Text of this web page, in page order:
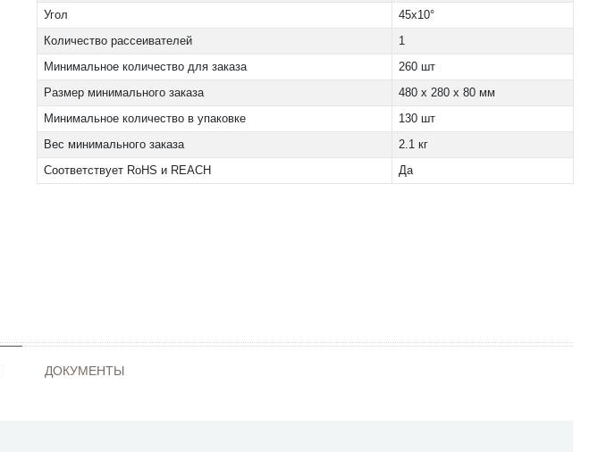
Угол
45x10°
Количество рассеивателей
1
Минимальное количество для заказа
260 шт
Размер минимального заказа
480 x 280 x 80 мм
Минимальное количество в упаковке
130 шт
Вес минимального заказа
2.1 кг
Соответствует RoHS и REACH
Да
ДОКУМЕНТЫ